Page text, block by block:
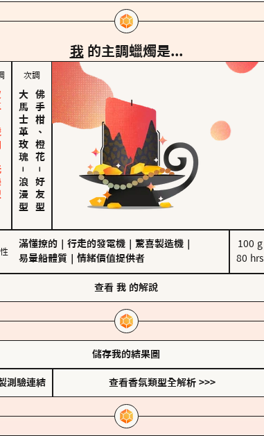
我 的主調蠟燭是...
次調
大馬士革玫瑰
－
浪漫型
佛手柑、橙花
－
好友型
滿懂撩的 行走的發電機 驚喜製造機
易暈船體質
情緒價值提供者
100 g
80 hrs
查看 我 的解說
儲存我的結果圖
測驗連結 查看香氛類型全解析 >>>